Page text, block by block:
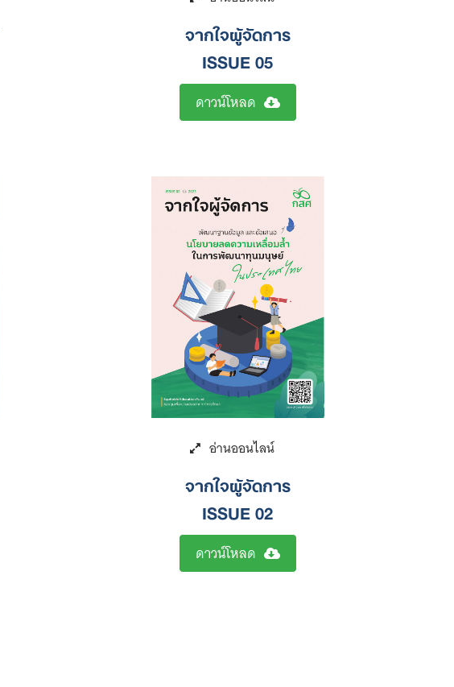
จากใจผู้จัดการ
ISSUE 05
ดาวน์โหลด
จากใจผู้จัดการ
ISSUE 02
ดาวน์โหลด